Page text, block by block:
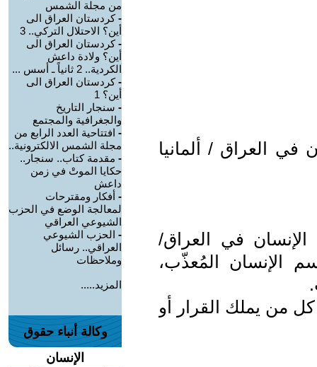
العراق / ألمانيا
في العراق/
الإنسان المُعذّب،
من يملك القرار أو
من مجلة الشمس
-كردستان العراق الى
أين؟ الاحتلال التركي.. 3
-كردستان العراق الى
أين؟ ولادة داعش
الكردية.. 2 ثانياً ـ أسس ...
-كردستان العراق الى
أين؟ 1
- سنجار التاريخ
والجغرافية والمجتمع
- افتتاحية العدد الرابع من
مجلة الشمس الالكترونية..
- مقدمة كتاب.. سنجار..
حكايا الموتْ في زمن
داعش
- أفكار ومقترحات
لمعالجة الوضع في الحزب
الشيوعي العراقي
- الحزب الشيوعي
العراقي.. رسائل
وملاحظات
المزيد.....
وكالة أنباء حقوق
الإنسان